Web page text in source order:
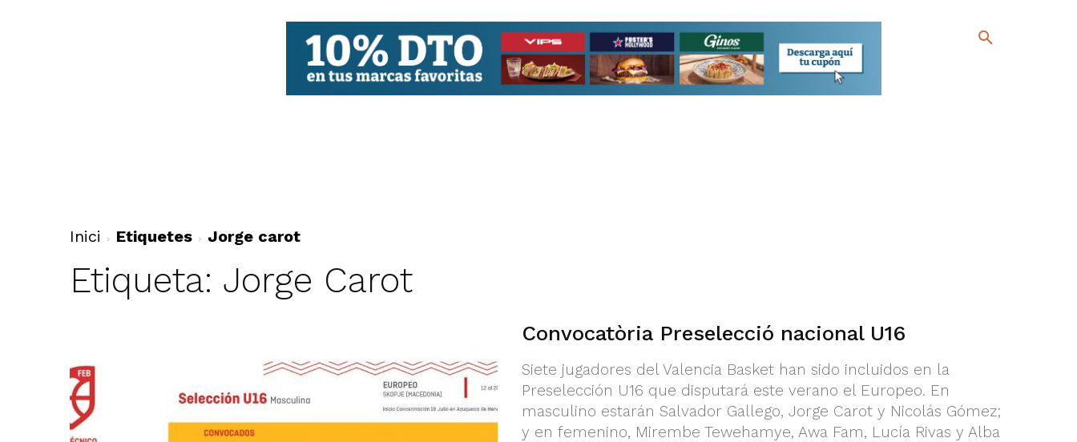
Inici Etiquetes Jorge carot
Etiqueta: Jorge Carot
Convocatòria Preselecció nacional U16
Siete jugadores del Valencia Basket han sido incluidos en la
Preselección U16 que disputará este verano el Europeo. En
masculino estarán Salvador Gallego, Jorge Carot y Nicolás Gómez;
y en femenino, Mirembe Tewehamye, Awa Fam, Lucía Rivas y Alba